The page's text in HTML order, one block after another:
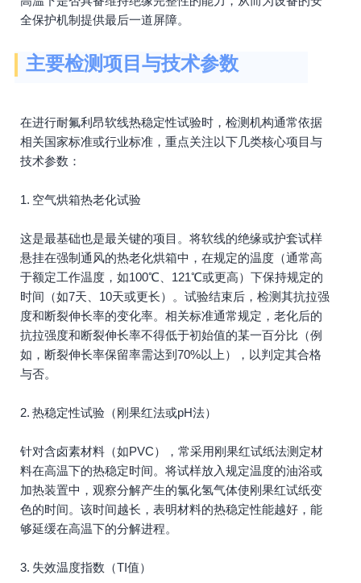
全保护机制提供最后一道屏障。
主要检测项目与技术参数
在进行耐氟利昂软线热稳定性试验时，检测机构通常依据
相关国家标准或行业标准，重点关注以下几类核心项目与
技术参数：
1. 空气烘箱热老化试验
这是最基础也是最关键的项目。将软线的绝缘或护套试样
悬挂在强制通风的热老化烘箱中，在规定的温度（通常高
于额定工作温度，如100℃、121℃或更高）下保持规定的
时间（如7天、10天或更长）。试验结束后，检测其抗拉强
度和断裂伸长率的变化率。相关标准通常规定，老化后的
抗拉强度和断裂伸长率不得低于初始值的某一百分比（例
如，断裂伸长率保留率需达到70%以上），以判定其合格
与否。
2. 热稳定性试验（刚果红法或pH法）
针对含卤素材料（如PVC），常采用刚果红试纸法测定材
料在高温下的热稳定时间。将试样放入规定温度的油浴或
加热装置中，观察分解产生的氯化氢气体使刚果红试纸变
色的时间。该时间越长，表明材料的热稳定性能越好，能
够延缓在高温下的分解进程。
3. 失效温度指数（TI值）